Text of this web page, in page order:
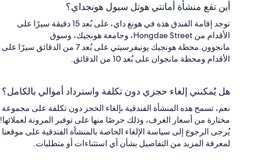
أين تقع منشأة أمانتي هوتل سيول هونجداي؟
توجد إقامة الفندق هذه في هونغ داي، على بُعد 15 دقيقة سيرًا على
الأقدام من Hongdae Street، وجامعة هونجيك، وسوق
مانجوون.محطة هونجيك يونيفرسيتي على بُعد 7 من الدقائق سيرًا على
الأقدام ومحطة مانجوان على بُعد 10 من الدقائق.
هل يُمكنني إلغاء حجزي دون تكلفة واسترداد أموالي بالكامل؟
نعم، تسمح هذه المنشأة الفندقية بإلغاء الحجز دون تكلفة على مجموعة
مختارة من أسعار الغرف، وذلك حرصًا منها على توفير المرونة لعملائها!
يُرجى الرجوع إلى سياسة الإلغاء الخاصة بالمنشأة الفندقية على موقعنا
لمعرفة المزيد من التفاصيل بشأن أي استثناءات أو متطلبات.